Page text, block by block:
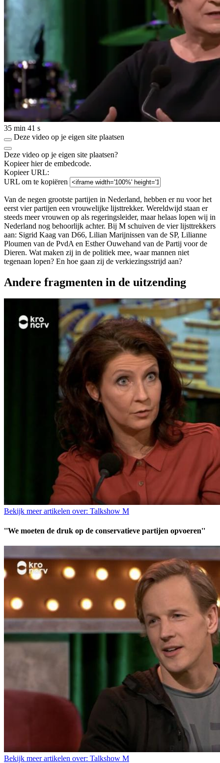
35 min 41 s
Deze video op je eigen site plaatsen
Deze video op je eigen site plaatsen?
Kopieer hier de embedcode.
Kopieer URL:
URL om te kopiëren
Van de negen grootste partijen in Nederland, hebben er nu voor het
eerst vier partijen een vrouwelijke lijsttrekker. Wereldwijd staan er
steeds meer vrouwen op als regeringsleider, maar helaas lopen wij in
Nederland nog behoorlijk achter. Bij M schuiven de vier lijsttrekkers
aan: Sigrid Kaag van D66, Lilian Marijnissen van de SP, Lilianne
Ploumen van de PvdA en Esther Ouwehand van de Partij voor de
Dieren. Wat maken zij in de politiek mee, waar mannen niet
tegenaan lopen? En hoe gaan zij de verkiezingsstrijd aan?
Andere fragmenten in de uitzending
Bekijk meer artikelen over: Talkshow M
''We moeten de druk op de conservatieve partijen opvoeren''
Bekijk meer artikelen over: Talkshow M